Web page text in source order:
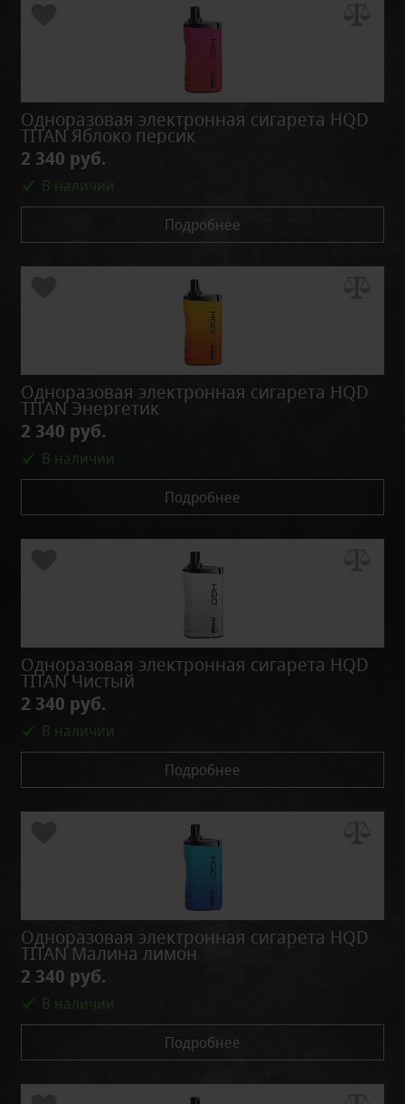
Одноразовая электронная сигарета HQD
TITAN Яблоко персик
2 340 руб.
В наличии
Подробнее
Одноразовая электронная сигарета HQD
TITAN Энергетик
2 340 руб.
В наличии
Подробнее
Одноразовая электронная сигарета HQD
TITAN Чистый
2 340 руб.
В наличии
Подробнее
Одноразовая электронная сигарета HQD
TITAN Малина лимон
2 340 руб.
В наличии
Подробнее